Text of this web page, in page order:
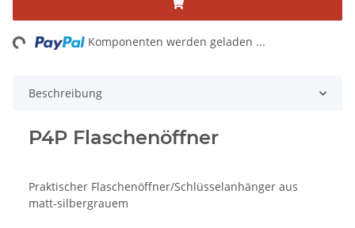
Komponenten werden geladen ...
Beschreibung
P4P Flaschenöffner
Praktischer Flaschenöffner/Schlüsselanhänger aus
matt-silbergrauem